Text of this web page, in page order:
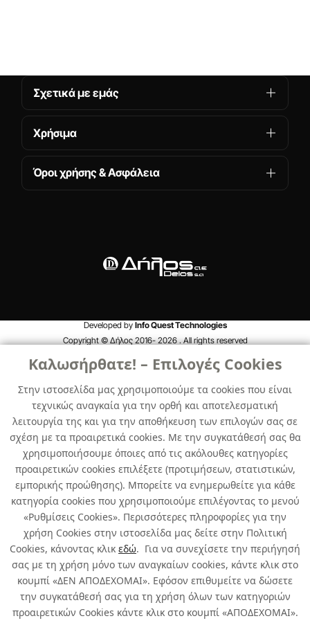
Καλωσήρθατε! – Επιλογές Cookies
Στην ιστοσελίδα μας χρησιμοποιούμε τα cookies που είναι
τεχνικώς αναγκαία για την ορθή και αποτελεσματική
λειτουργία της και για την αποθήκευση των επιλογών σας σε
σχέση με τα προαιρετικά cookies. Με την συγκατάθεσή σας θα
χρησιμοποιήσουμε όποιες από τις ακόλουθες κατηγορίες
προαιρετικών cookies επιλέξετε (προτιμήσεων, στατιστικών,
εμπορικής προώθησης). Μπορείτε να ενημερωθείτε για κάθε
κατηγορία cookies που χρησιμοποιούμε επιλέγοντας το μενού
«Ρυθμίσεις Cookies». Περισσότερες πληροφορίες για την
χρήση Cookies στην ιστοσελίδα μας δείτε στην Πολιτική
Cookies, κάνοντας κλικ εδώ. Για να συνεχίσετε την περιήγησή
σας με τη χρήση μόνο των αναγκαίων cookies, κάντε κλικ στο
κουμπί «ΔΕΝ ΑΠΟΔΕΧΟΜΑΙ». Εφόσον επιθυμείτε να δώσετε
την συγκατάθεσή σας για τη χρήση όλων των κατηγοριών
προαιρετικών Cookies κάντε κλικ στο κουμπί «ΑΠΟΔΕΧΟΜΑΙ».
Σχετικά με εμάς
Χρήσιμα
Όροι χρήσης & Ασφάλεια
Developed by Info Quest Technologies
Copyright © Δήλος 2016-2026. All rights reserved